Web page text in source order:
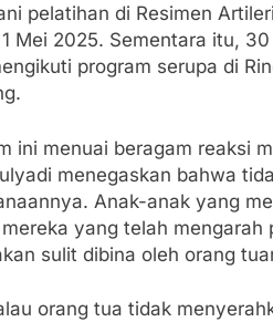
pelatihan di Resimen
Mei 2025. Sementara itu,
program serupa di
ini menuai beragam reaksi
menegaskan bahwa
Anak-anak yang
yang telah mengarah
sulit dibina oleh orang
orang tua tidak